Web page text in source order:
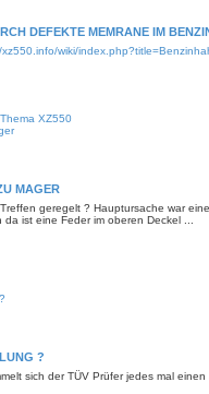
DEFEKTE MEMRANE IM
wiki/
XZ550
MAGER
geregelt ? Hauptursache war
ist eine Feder im oberen Deckel ...
?
sich der TÜV Prüfer jedes mal